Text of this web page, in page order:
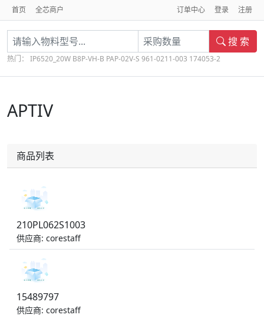
首页 全芯商户 订单中心 登录 注册
搜 索
热门： IP6520_20W B8P-VH-B PAP-02V-S 961-0211-003 174053-2
APTIV
商品列表
210PL062S1003
供应商: corestaff
15489797
供应商: corestaff